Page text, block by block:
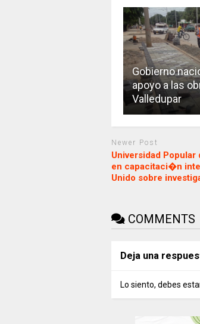
Gobierno
apoyo a las
Valledupar
Newer Post
Universidad
en capacitaci�n
Unido sobre
COMMENTS
Deja una
Lo siento, debes